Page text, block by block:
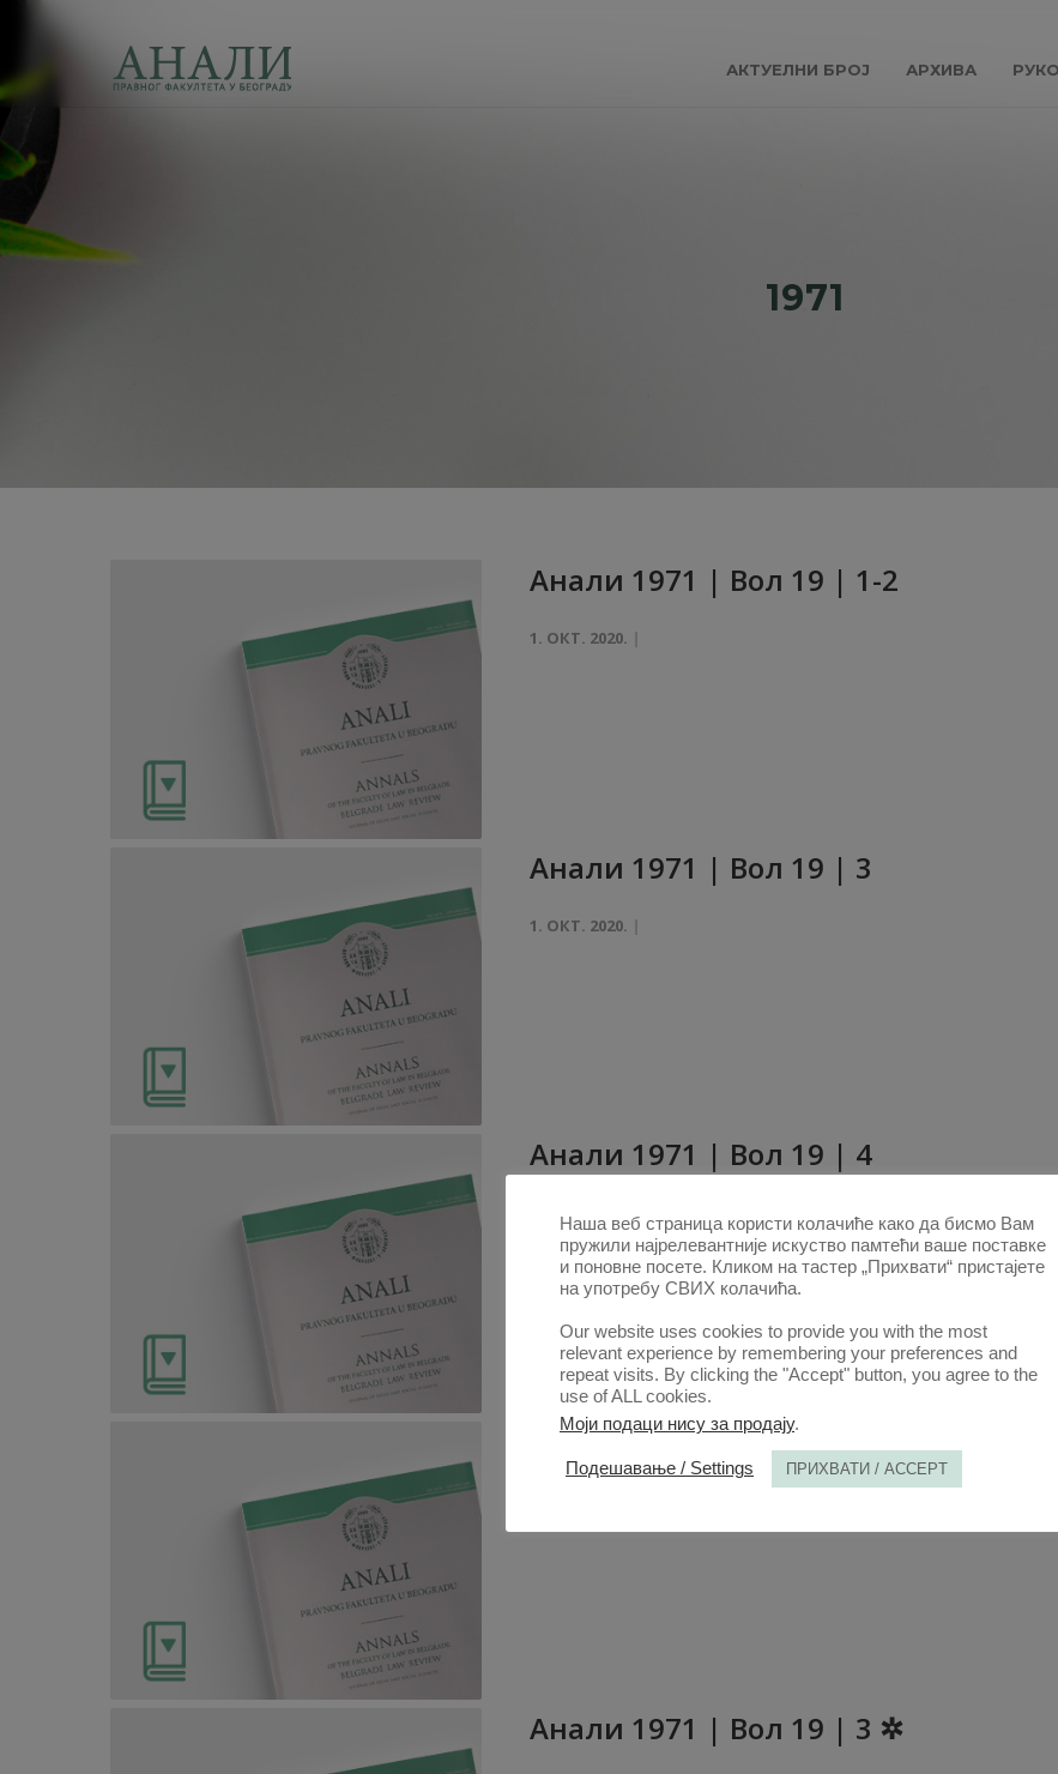
АКТУЕЛНИ БРОЈ АРХИВА
1971
Анaли 1971 | Вол 19 | 1-2
1. ОКТ. 2020.
Анaли 1971 | Вол 19 | 3
1. ОКТ. 2020.
Анaли 1971 | Вол 19 | 4
1. ОКТ. 2020.
Анaли 1971 | Вол 19 | 5-6
Анали 1971 | Вол 19 | 3 ✲
Наша веб страница користи колачиће како да бисмо Вам
пружили најрелевантније искуство памтећи ваше поставке
и поновне посете. Кликом на тастер „Прихвати“ пристајете
на употребу СВИХ колачића.
Our website uses cookies to provide you with the most
relevant experience by remembering your preferences and
repeat visits. By clicking the "Accept" button, you agree to the
use of ALL cookies.
Моји подаци нису за продају.
Подешавање / Settings ПРИХВАТИ / ACCEPT